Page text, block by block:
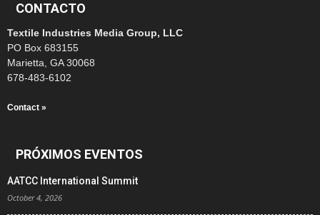
CONTACTO
Textile Industries Media Group, LLC
PO Box 683155
Marietta, GA 30068
678-483-6102
Contact »
PRÓXIMOS EVENTOS
AATCC International Summit
October 4, 2026